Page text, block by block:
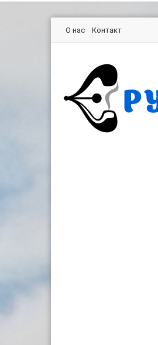
О нас Контакт